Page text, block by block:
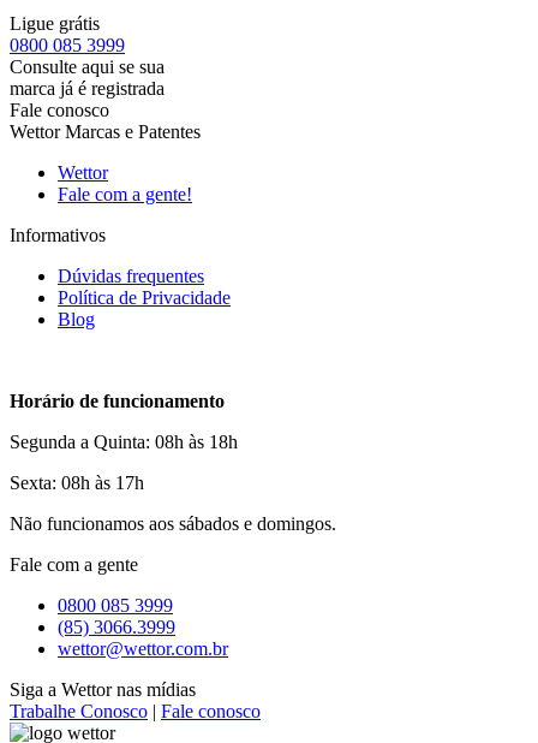
Ligue grátis
0800 085 3999
Consulte aqui se sua
marca já é registrada
Fale conosco
Wettor Marcas e Patentes
Wettor
Fale com a gente!
Informativos
Dúvidas frequentes
Política de Privacidade
Blog
Horário de funcionamento
Segunda a Quinta: 08h às 18h
Sexta: 08h às 17h
Não funcionamos aos sábados e domingos.
Fale com a gente
0800 085 3999
(85) 3066.3999
wettor@wettor.com.br
Siga a Wettor nas mídias
Trabalhe Conosco | Fale conosco